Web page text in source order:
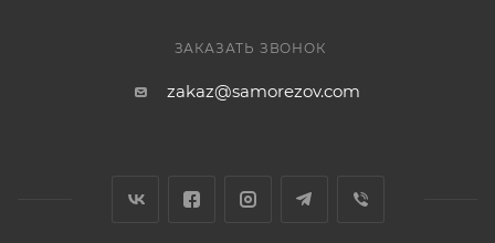
ЗАКАЗАТЬ ЗВОНОК
zakaz@samorezov.com